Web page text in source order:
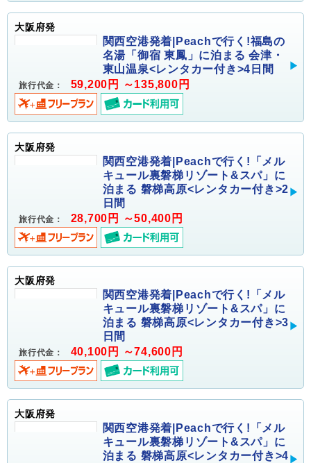
大阪府発
関西空港発着|Peachで行く!福島の
名湯「御宿 東鳳」に泊まる 会津・
東山温泉<レンタカー付き>4日間
旅行代金： 59,200円 ～135,800円
大阪府発
関西空港発着|Peachで行く!「メル
キュール裏磐梯リゾート&スパ」に
泊まる 磐梯高原<レンタカー付き>2
日間
旅行代金： 28,700円 ～50,400円
大阪府発
関西空港発着|Peachで行く!「メル
キュール裏磐梯リゾート&スパ」に
泊まる 磐梯高原<レンタカー付き>3
日間
旅行代金： 40,100円 ～74,600円
大阪府発
関西空港発着|Peachで行く!「メル
キュール裏磐梯リゾート&スパ」に
泊まる 磐梯高原<レンタカー付き>4